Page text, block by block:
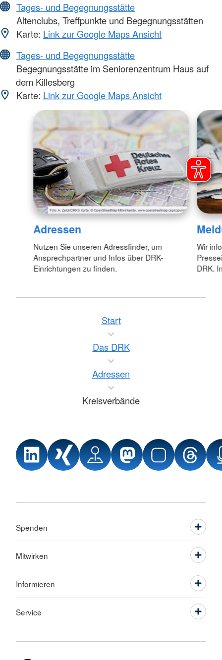
Tages- und Begegnungsstätte
Altenclubs, Treffpunkte und Begegnungsstätten
Karte: Link zur Google Maps Ansicht
Tages- und Begegnungsstätte
Begegnungsstätte im Seniorenzentrum Haus auf
dem Killesberg
Karte: Link zur Google Maps Ansicht
Adressen
Nutzen Sie unseren Adressfinder, um
Ansprechpartner und Infos über DRK-
Einrichtungen zu finden.
Wir
DRK.
Start
Das DRK
Adressen
Kreisverbände
Spenden
Mitwirken
Informieren
Service